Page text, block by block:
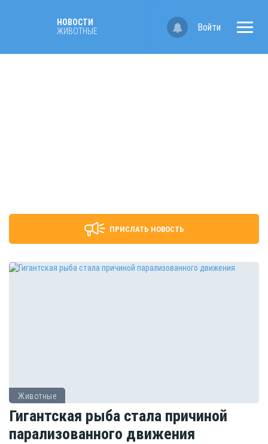
НОВОСТИ
ЖИВОТНЫЕ
Войти
ПРИСЛАТЬ НОВОСТЬ
Животные
Гигантская рыба стала причиной
парализованного движения